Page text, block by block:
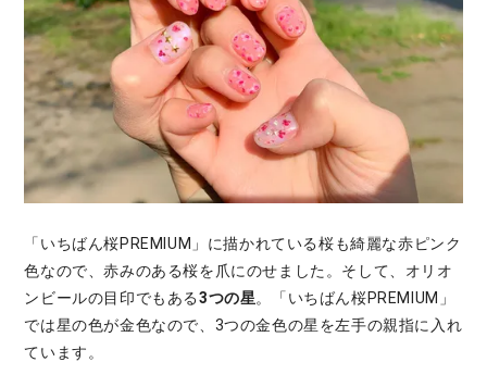
「いちばん桜PREMIUM」に描かれている桜も綺麗な赤ピンク
色なので、赤みのある桜を爪にのせました。そして、オリオ
ンビールの目印でもある3つの星。「いちばん桜PREMIUM」
では星の色が金色なので、3つの金色の星を左手の親指に入れ
ています。